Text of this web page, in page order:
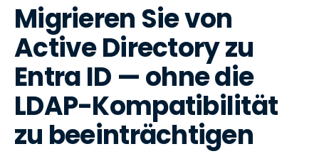
Migrieren Sie von
Active Directory zu
Entra ID — ohne die
LDAP-Kompatibilität
zu beeinträchtigen